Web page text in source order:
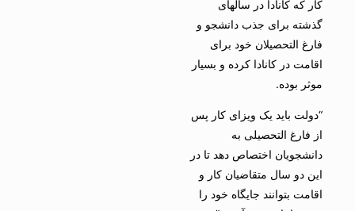
کار که کانادا در سالهای
گذشته برای جذب دانشجو و
فارغ التحصیلان خود برای
اقامت در کانادا کرده و بسیار
موثر بوده.
“دولت باید یک ویزای کار پس
از فارغ التحصیلی به
دانشجویان اختصاص دهد تا در
این دو سال متقاضیان کار و
اقامت بتوانند جایگاه خود را